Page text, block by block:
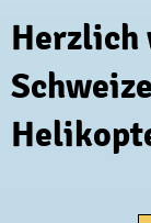
Herzlich